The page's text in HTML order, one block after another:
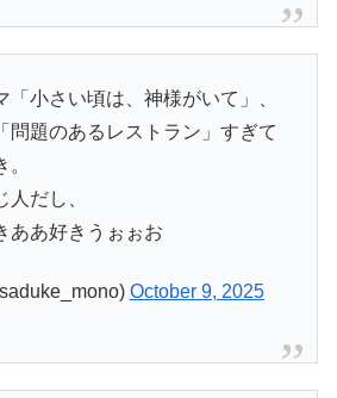
「小さい頃は、神様がいて」、
問題のあるレストラン」すぎて
だし、
ああ好きうぉぉお
October 9, 2025